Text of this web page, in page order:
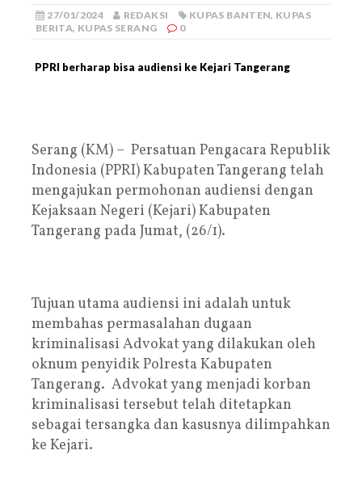
27/01/2024 REDAKSI KUPAS BANTEN, KUPAS
BERITA, KUPAS SERANG 0
PPRI berharap bisa audiensi ke Kejari Tangerang
Serang (KM) – Persatuan Pengacara Republik
Indonesia (PPRI) Kabupaten Tangerang telah
mengajukan permohonan audiensi dengan
Kejaksaan Negeri (Kejari) Kabupaten
Tangerang pada Jumat, (26/1).
Tujuan utama audiensi ini adalah untuk
membahas permasalahan dugaan
kriminalisasi Advokat yang dilakukan oleh
oknum penyidik Polresta Kabupaten
Tangerang. Advokat yang menjadi korban
kriminalisasi tersebut telah ditetapkan
sebagai tersangka dan kasusnya dilimpahkan
ke Kejari.